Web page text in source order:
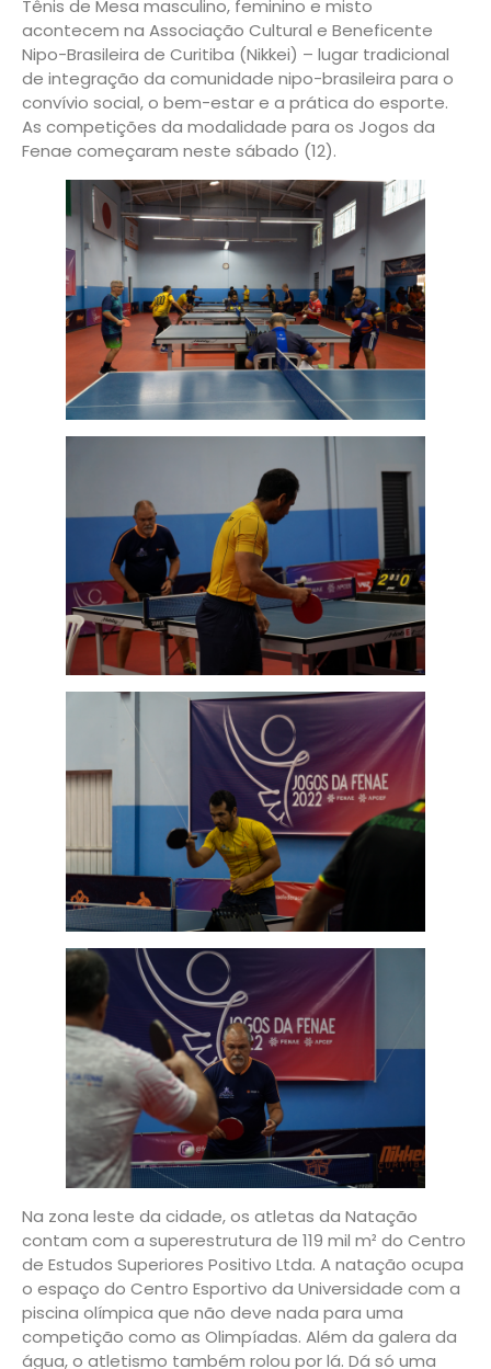
Tênis de Mesa masculino, feminino e misto
acontecem na Associação Cultural e Beneficente
Nipo-Brasileira de Curitiba (Nikkei) – lugar tradicional
de integração da comunidade nipo-brasileira para o
convívio social, o bem-estar e a prática do esporte.
As competições da modalidade para os Jogos da
Fenae começaram neste sábado (12).
Na zona leste da cidade, os atletas da Natação
contam com a superestrutura de 119 mil m² do Centro
de Estudos Superiores Positivo Ltda. A natação ocupa
o espaço do Centro Esportivo da Universidade com a
piscina olímpica que não deve nada para uma
competição como as Olimpíadas. Além da galera da
água, o atletismo também rolou por lá. Dá só uma